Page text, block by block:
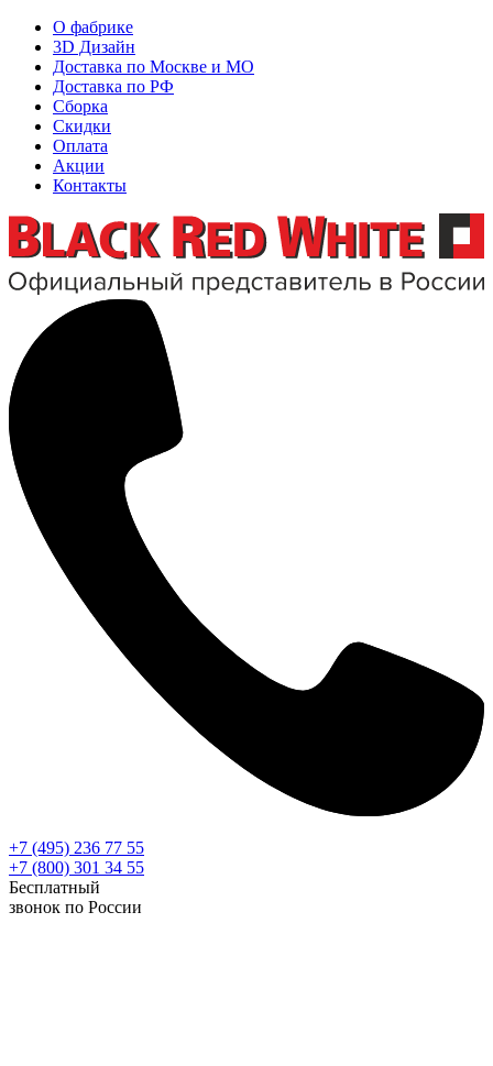
О фабрике
3D Дизайн
Доставка по Москве и МО
Доставка по РФ
Сборка
Скидки
Оплата
Акции
Контакты
+7 (495) 236 77 55
+7 (800) 301 34 55
Бесплатный
звонок по России